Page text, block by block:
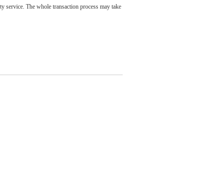
service. The whole transaction process may take